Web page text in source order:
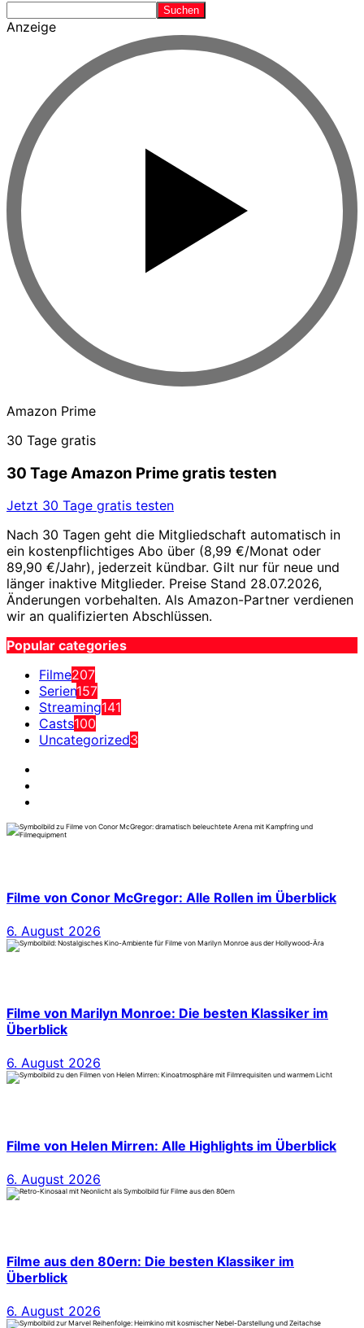
Suchen
Anzeige
Amazon Prime
30 Tage gratis
30 Tage Amazon Prime gratis testen
Jetzt 30 Tage gratis testen
Nach 30 Tagen geht die Mitgliedschaft automatisch in
ein kostenpflichtiges Abo über (8,99 €/Monat oder
89,90 €/Jahr), jederzeit kündbar. Gilt nur für neue und
länger inaktive Mitglieder. Preise Stand 28.07.2026,
Änderungen vorbehalten. Als Amazon-Partner verdienen
wir an qualifizierten Abschlüssen.
Popular categories
Filme207
Serien157
Streaming141
Casts100
Uncategorized3
Filme von Conor McGregor: Alle Rollen im Überblick
6. August 2026
Filme von Marilyn Monroe: Die besten Klassiker im
Überblick
6. August 2026
Filme von Helen Mirren: Alle Highlights im Überblick
6. August 2026
Filme aus den 80ern: Die besten Klassiker im
Überblick
6. August 2026